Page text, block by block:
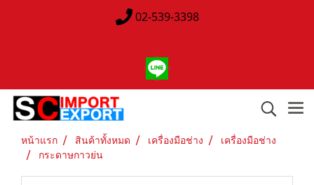
02-539-3398
หน้าแรก สินค้าทั้งหมด เครื่องมือช่าง
เครื่องมือช่าง
กระดาษกาวย่น